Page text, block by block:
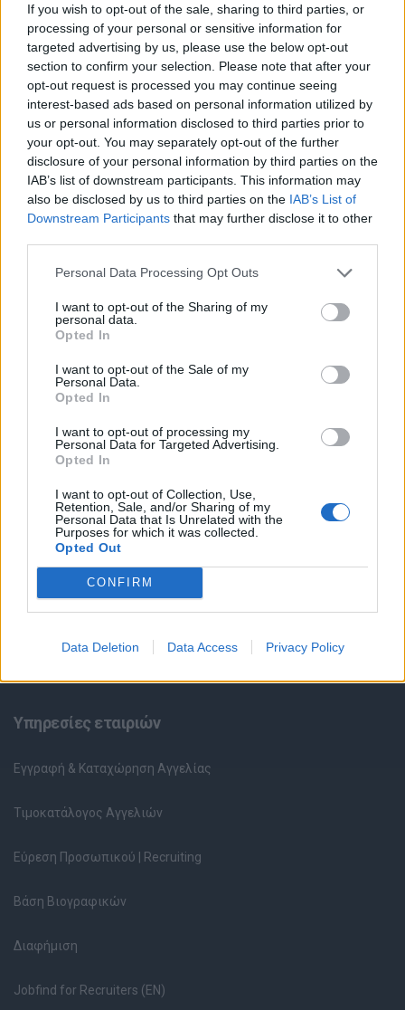
If you wish to opt-out of the sale, sharing to third parties, or
processing of your personal or sensitive information for
targeted advertising by us, please use the below opt-out
section to confirm your selection. Please note that after your
opt-out request is processed you may continue seeing
interest-based ads based on personal information utilized by
us or personal information disclosed to third parties prior to
your opt-out. You may separately opt-out of the further
disclosure of your personal information by third parties on the
IAB’s list of downstream participants. This information may
also be disclosed by us to third parties on the IAB’s List of
Downstream Participants that may further disclose it to other
Personal Data Processing Opt Outs
I want to opt-out of the Sharing of my
personal data.
Opted In
I want to opt-out of the Sale of my
Personal Data.
Opted In
I want to opt-out of processing my
Personal Data for Targeted Advertising.
Opted In
I want to opt-out of Collection, Use,
Retention, Sale, and/or Sharing of my
Personal Data that Is Unrelated with the
Purposes for which it was collected.
Opted Out
CONFIRM
Data Deletion Data Access Privacy Policy
Θέσεις εργασίας
Όλες οι Θέσεις Εργασίας
Θέσεις Εργασίας ανά Εταιρεία
Υπηρεσίες υποψηφίων
Καταχώρηση Online Βιογραφικού
Συμβουλές Καριέρας
HR corner
Περιγραφές Θέσεων Εργασίας
Υπηρεσίες εταιριών
Εγγραφή & Καταχώρηση Αγγελίας
Τιμοκατάλογος Αγγελιών
Εύρεση Προσωπικού | Recruiting
Βάση Βιογραφικών
Διαφήμιση
Jobfind for Recruiters (EN)